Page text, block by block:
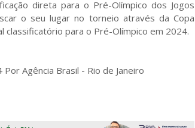
direta para o Pré-Olímpico dos Jogos
o seu lugar no torneio através da Copa
classificatório para o Pré-Olímpico em 2024.
Agência Brasil - Rio de Janeiro